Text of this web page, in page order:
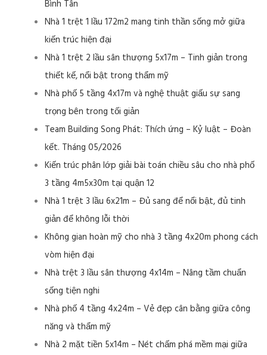
Bình Tân
Nhà 1 trệt 1 lầu 172m2 mang tinh thần sống mở giữa
kiến trúc hiện đại
Nhà 1 trệt 2 lầu sân thượng 5x17m – Tinh giản trong
thiết kế, nổi bật trong thẩm mỹ
Nhà phố 5 tầng 4x17m và nghệ thuật giấu sự sang
trọng bên trong tối giản
Team Building Song Phát: Thích ứng – Kỷ luật – Đoàn
kết. Tháng 05/2026
Kiến trúc phân lớp giải bài toán chiều sâu cho nhà phố
3 tầng 4m5x30m tại quận 12
Nhà 1 trệt 3 lầu 6x21m – Đủ sang để nổi bật, đủ tinh
giản để không lỗi thời
Không gian hoàn mỹ cho nhà 3 tầng 4x20m phong cách
vòm hiện đại
Nhà trệt 3 lầu sân thượng 4x14m – Nâng tầm chuẩn
sống tiện nghi
Nhà phố 4 tầng 4x24m – Vẻ đẹp cân bằng giữa công
năng và thẩm mỹ
Nhà 2 mặt tiền 5x14m – Nét chấm phá mềm mại giữa